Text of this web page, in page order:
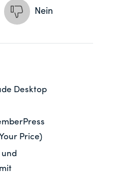
Nein
Desktop
Price)
und